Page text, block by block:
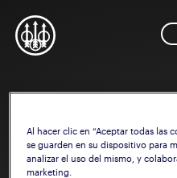
Al hacer clic en “Aceptar todas las
se guarden en su dispositivo para
analizar el uso del mismo, y
marketing.